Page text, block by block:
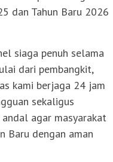
dan Tahun Baru 2026
siaga penuh selama
dari pembangkit,
kami berjaga 24 jam
sekaligus
agar masyarakat
Baru dengan aman